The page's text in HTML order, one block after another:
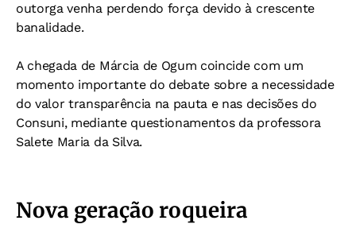
outorga venha perdendo força devido à crescente
banalidade.
A chegada de Márcia de Ogum coincide com um
momento importante do debate sobre a necessidade
do valor transparência na pauta e nas decisões do
Consuni, mediante questionamentos da professora
Salete Maria da Silva.
Nova geração roqueira